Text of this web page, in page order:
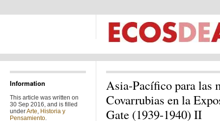
Information
This article was written on
30 Sep 2016, and is filled
underArte, Historia y
Pensamiento.
Asia-Pacífico para las
Covarrubias en la
Gate (1939-1940) II